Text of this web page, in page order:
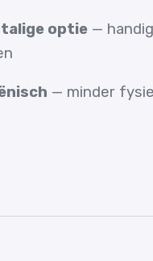
optie—
— minder